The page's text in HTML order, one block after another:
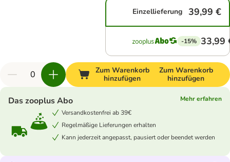
Einzellieferung 39,99 €
-15% 33,99
Zum Warenkorb
hinzufügen
Zum Warenkorb
hinzufügen
Das zooplus Abo
Mehr erfahren
Versandkostenfrei ab 39€
Regelmäßige Lieferungen erhalten
Kann jederzeit angepasst, pausiert oder beendet werden